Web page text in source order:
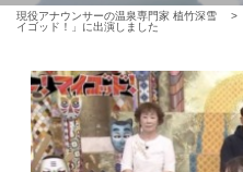
現役アナウンサーの温泉専門家 植竹深雪 >
イゴッド！」に出演しました